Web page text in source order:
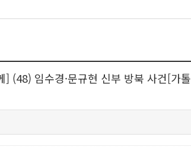
(48) 임수경·문규현 신부 방북 사건[가톨